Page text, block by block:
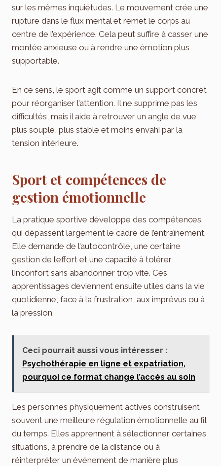
sur les mêmes inquiétudes. Le mouvement crée une
rupture dans le flux mental et remet le corps au
centre de l’expérience. Cela peut suffire à casser une
montée anxieuse ou à rendre une émotion plus
supportable.
En ce sens, le sport agit comme un support concret
pour réorganiser l’attention. Il ne supprime pas les
difficultés, mais il aide à retrouver un angle de vue
plus souple, plus stable et moins envahi par la
tension intérieure.
Sport et compétences de
gestion émotionnelle
La pratique sportive développe des compétences
qui dépassent largement le cadre de l’entraînement.
Elle demande de l’autocontrôle, une certaine
gestion de l’effort et une capacité à tolérer
l’inconfort sans abandonner trop vite. Ces
apprentissages deviennent ensuite utiles dans la vie
quotidienne, face à la frustration, aux imprévus ou à
la pression.
Ceci pourrait aussi vous intéresser :
Psychothérapie en ligne et expatriation,
pourquoi ce format change l’accès au soin
Les personnes physiquement actives construisent
souvent une meilleure régulation émotionnelle au fil
du temps. Elles apprennent à sélectionner certaines
situations, à prendre de la distance ou à
réinterpréter un événement de manière plus